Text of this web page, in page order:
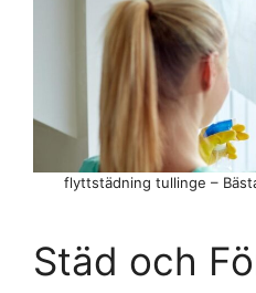
flyttstädning tullinge –
Städ och